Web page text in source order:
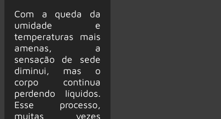
Com a queda da
umidade e
temperaturas mais
amenas, a
sensação de sede
diminui, mas o
corpo continua
perdendo líquidos.
Esse processo,
muitas vezes